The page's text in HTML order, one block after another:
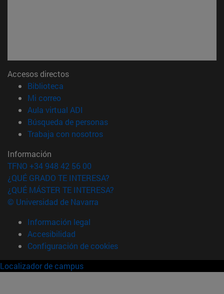
Accesos directos
Biblioteca
Mi correo(abre en nueva ventana)
Aula virtual ADI
Búsqueda de personas(abre en nueva ventana)
Trabaja con nosotros(abre en nueva ventana)
Información
TFNO +34 948 42 56 00
¿QUÉ GRADO TE INTERESA?
¿QUÉ MÁSTER TE INTERESA?
© Universidad de Navarra
Información legal
Accesibilidad
Configuración de cookies
Localizador de campus